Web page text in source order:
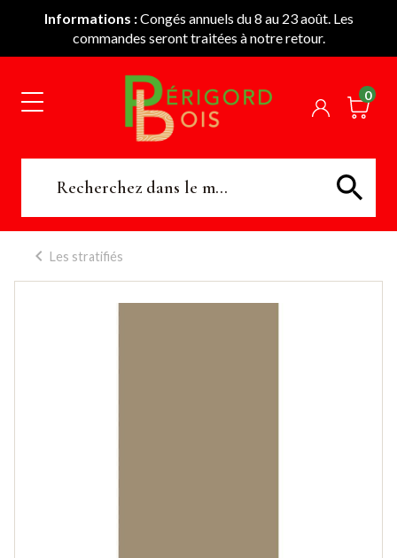
Informations :Congés annuels du 8 au 23 août. Les
commandes seront traitées à notre retour.
0
Les stratifiés